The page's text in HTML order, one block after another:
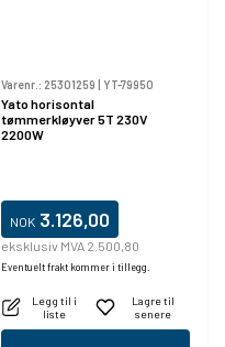
Varenr.: 25301259 YT-79950
Yato horisontal
tømmerkløyver 5T 230V
2200W
NOK 3.126,00
eksklusiv MVA 2.500,80
Eventuelt frakt kommer i tillegg.
Legg til i
liste
Lagre til
senere